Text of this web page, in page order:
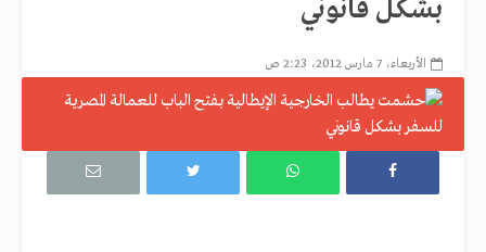
بشكل قانوني
الأربعاء، 7 مارس 2012، 2:23 ص